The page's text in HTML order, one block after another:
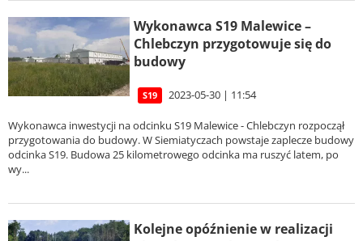
Wykonawca S19 Malewice –
Chlebczyn przygotowuje się do
budowy
S19 2023-05-30 | 11:54
Wykonawca inwestycji na odcinku S19 Malewice - Chlebczyn rozpoczął
przygotowania do budowy. W Siemiatyczach powstaje zaplecze budowy
odcinka S19. Budowa 25 kilometrowego odcinka ma ruszyć latem, po
wy...
Kolejne opóźnienie w realizacji